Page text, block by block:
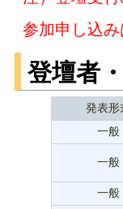
参加申し込
登壇者
発表形
一般
一般
一般